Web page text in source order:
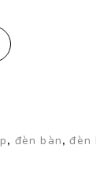
, đèn bàn,đèn